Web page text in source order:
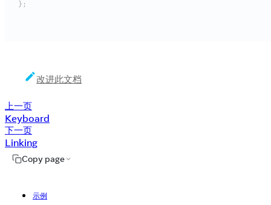
改进此文档
上一页
Keyboard
下一页
Linking
Copy page
示例